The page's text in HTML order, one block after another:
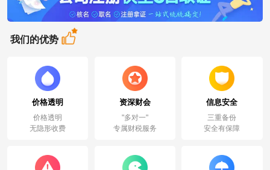
我们的优势
价格透明
价格透明
无隐形收费
资深财会
"多对一"
专属财税服务
信息安全
三重备份
安全有保障